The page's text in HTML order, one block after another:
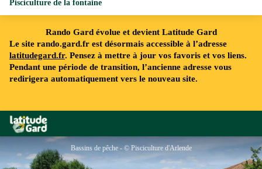
Rando Gard évolue et devient Latitude Gard
Le site rando.gard.fr est désormais accessible à l’adresse
latitudegard.fr. Pensez à mettre à jour vos favoris et vos liens.
Pendant une période de transition, l’ancienne adresse vous
redirigera automatiquement vers le nouveau site.
Rando Gard
Pisciculture de la fontaine
Bassins de pêche - © Pisciculture d'Arlende